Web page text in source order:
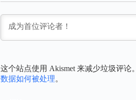
这个站点使用 Akismet 来减少垃圾评论。
数据如何被处理。